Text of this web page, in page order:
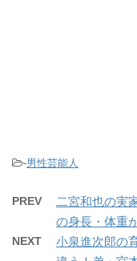
-男性芸能人
PREV
二宮和也の実
の身長・体重
NEXT
小泉進次郎の